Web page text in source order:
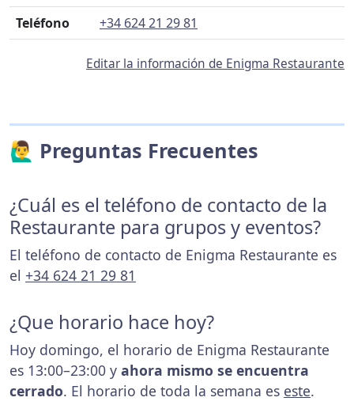
Teléfono
+34 624 21 29 81
Editar la información de Enigma Restaurante
🙋‍♂️ Preguntas Frecuentes
¿Cuál es el teléfono de contacto de la
Restaurante para grupos y eventos?
El teléfono de contacto de Enigma Restaurante es
el +34 624 21 29 81
¿Que horario hace hoy?
Hoy domingo, el horario de Enigma Restaurante
es 13:00–23:00 y ahora mismo se encuentra
cerrado. El horario de toda la semana es este.